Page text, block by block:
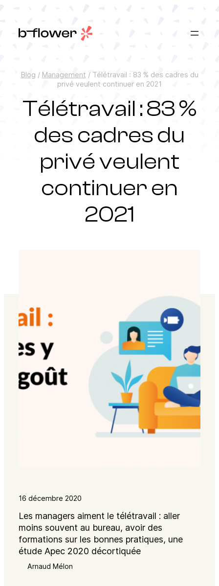
contenu
Blog / Management / Télétravail : 83 % des cadres du
privé veulent continuer en 2021
Télétravail : 83 %
des cadres du
privé veulent
continuer en
2021
16 décembre 2020
Les managers aiment le télétravail : aller
moins souvent au bureau, avoir des
formations sur les bonnes pratiques, une
étude Apec 2020 décortiquée
Arnaud Mélon